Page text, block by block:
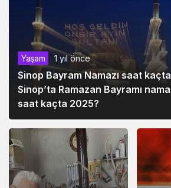
Yaşam 1 yıl önce
Sinop Bayram Namazı saat kaçta
Sinop’ta Ramazan Bayramı
saat kaçta 2025?